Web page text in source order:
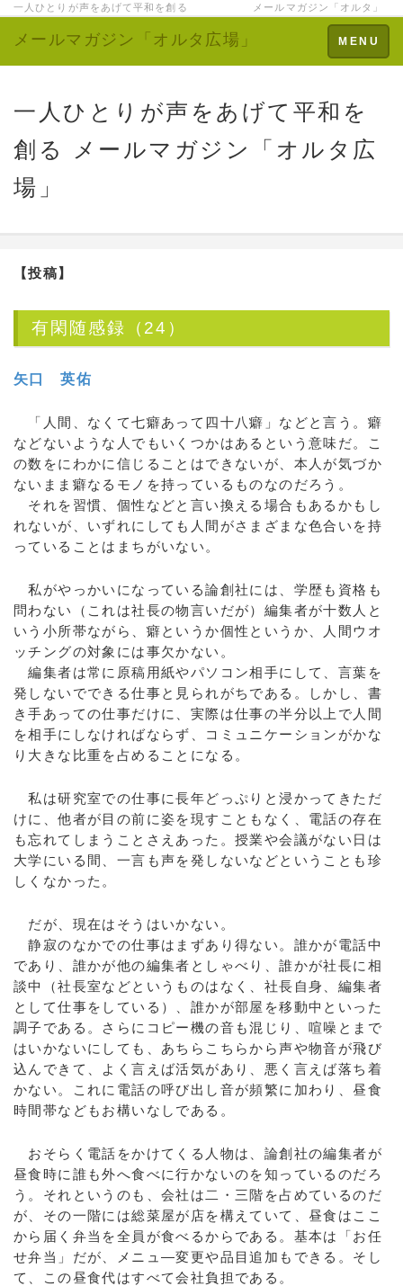
一人ひとりが声をあげて平和を創る メールマガジン「オルタ」
Toggle
navigation
MENU
メールマガジン「オルタ広場」
一人ひとりが声をあげて平和を
創る メールマガジン「オルタ広
場」
【投稿】
有閑随感録（24）
矢口 英佑
「人間、なくて七癖あって四十八癖」などと言う。癖
などないような人でもいくつかはあるという意味だ。こ
の数をにわかに信じることはできないが、本人が気づか
ないまま癖なるモノを持っているものなのだろう。
それを習慣、個性などと言い換える場合もあるかもし
れないが、いずれにしても人間がさまざまな色合いを持
っていることはまちがいない。
私がやっかいになっている論創社には、学歴も資格も
問わない（これは社長の物言いだが）編集者が十数人と
いう小所帯ながら、癖というか個性というか、人間ウオ
ッチングの対象には事欠かない。
編集者は常に原稿用紙やパソコン相手にして、言葉を
発しないでできる仕事と見られがちである。しかし、書
き手あっての仕事だけに、実際は仕事の半分以上で人間
を相手にしなければならず、コミュニケーションがかな
り大きな比重を占めることになる。
私は研究室での仕事に長年どっぷりと浸かってきただ
けに、他者が目の前に姿を現すこともなく、電話の存在
も忘れてしまうことさえあった。授業や会議がない日は
大学にいる間、一言も声を発しないなどということも珍
しくなかった。
だが、現在はそうはいかない。
静寂のなかでの仕事はまずあり得ない。誰かが電話中
であり、誰かが他の編集者としゃべり、誰かが社長に相
談中（社長室などというものはなく、社長自身、編集者
として仕事をしている）、誰かが部屋を移動中といった
調子である。さらにコピー機の音も混じり、喧噪とまで
はいかないにしても、あちらこちらから声や物音が飛び
込んできて、よく言えば活気があり、悪く言えば落ち着
かない。これに電話の呼び出し音が頻繁に加わり、昼食
時間帯などもお構いなしである。
おそらく電話をかけてくる人物は、論創社の編集者が
昼食時に誰も外へ食べに行かないのを知っているのだろ
う。それというのも、会社は二・三階を占めているのだ
が、その一階には総菜屋が店を構えていて、昼食はここ
から届く弁当を全員が食べるからである。基本は「お任
せ弁当」だが、メニュ―変更や品目追加もできる。そし
て、この昼食代はすべて会社負担である。